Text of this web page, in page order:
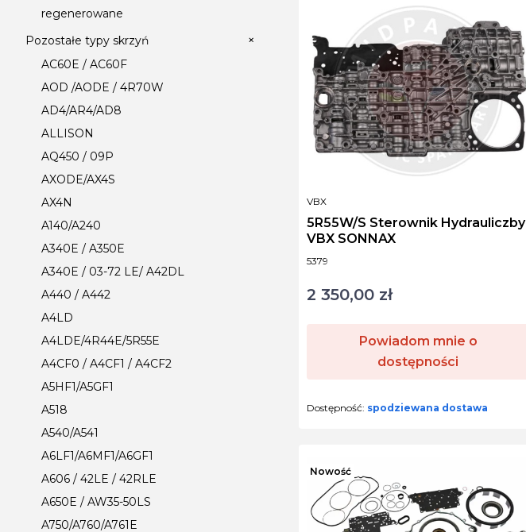
regenerowane
Pozostałe typy skrzyń
+
AC60E / AC60F
AOD /AODE / 4R70W
AD4/AR4/AD8
ALLISON
AQ450 / 09P
AXODE/AX4S
AX4N
A140/A240
A340E / A350E
A340E / 03-72 LE/ A42DL
A440 / A442
A4LD
A4LDE/4R44E/5R55E
A4CF0 / A4CF1 / A4CF2
A5HF1/A5GF1
A518
A540/A541
A6LF1/A6MF1/A6GF1
A606 / 42LE / 42RLE
A650E / AW35-50LS
A750/A760/A761E
Kod produktu
5379
5R55W/S Sterownik Hydrauliczby
VBX SONNAX
PRODUCENT
VBX
Cena
2 350,00 zł
Powiadom mnie o
dostępności
Dostępność: spodziewana dostawa
Nowość